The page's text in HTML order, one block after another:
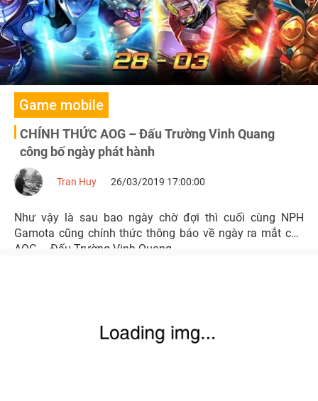
Game mobile
CHÍNH THỨC AOG – Đấu Trường Vinh Quang
công bố ngày phát hành
Tran Huy 26/03/2019 17:00:00
Như vậy là sau bao ngày chờ đợi thì cuối cùng NPH
Gamota cũng chính thức thông báo về ngày ra mắt của
AOG – Đấu Trường Vinh Quang.